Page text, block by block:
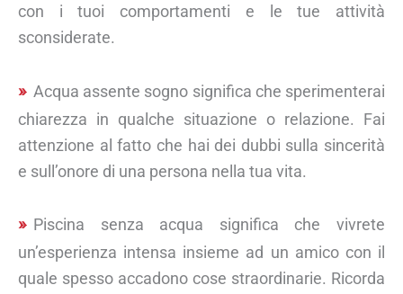
con i tuoi comportamenti e le tue attività
sconsiderate.
Acqua assente sogno significa che sperimenterai
chiarezza in qualche situazione o relazione. Fai
attenzione al fatto che hai dei dubbi sulla sincerità
e sull’onore di una persona nella tua vita.
Piscina senza acqua significa che vivrete
un’esperienza intensa insieme ad un amico con il
quale spesso accadono cose straordinarie. Ricorda